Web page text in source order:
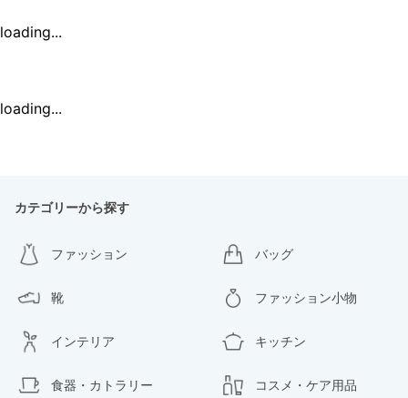
loading...
loading...
カテゴリーから探す
ファッション バッグ
靴 ファッション小物
インテリア キッチン
食器・カトラリー コスメ・ケア用品